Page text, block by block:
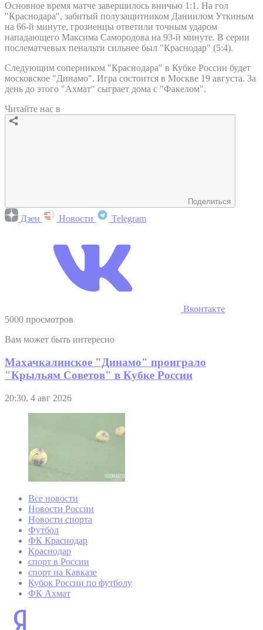
Основное время матче завершилось вничью 1:1. На гол
"Краснодара", забитый полузащитником Даниилом Уткиным
на 66-й минуте, грозненцы ответили точным ударом
нападающего Максима Самородова на 93-й минуте. В серии
послематчевых пенальти сильнее был "Краснодар" (5:4).
Следующим соперником "Краснодара" в Кубке России будет
московское "Динамо". Игра состоится в Москве 19 августа. За
день до этого "Ахмат" сыграет дома с "Факелом".
Читайте нас в
Поделиться
Дзен Новости Telegram
Вконтакте
5000 просмотров
Вам может быть интересно
Махачкалинское "Динамо" проиграло
"Крыльям Советов" в Кубке России
20:30, 4 авг 2026
Все новости
Новости России
Новости спорта
Футбол
ФК Краснодар
Краснодар
спорт в России
спорт на Кавказе
Кубок России по футболу
ФК Ахмат